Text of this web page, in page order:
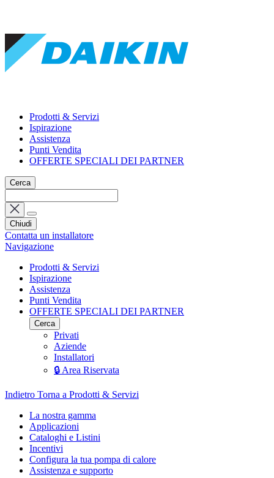
Prodotti & Servizi
Ispirazione
Assistenza
Punti Vendita
OFFERTE SPECIALI DEI PARTNER
Cerca
Chiudi
Contatta un installatore
Navigazione
Prodotti & Servizi
Ispirazione
Assistenza
Punti Vendita
OFFERTE SPECIALI DEI PARTNER
Cerca
Privati
Aziende
Installatori
🔒 Area Riservata
Indietro Torna a Prodotti & Servizi
La nostra gamma
Applicazioni
Cataloghi e Listini
Incentivi
Configura la tua pompa di calore
Assistenza e supporto